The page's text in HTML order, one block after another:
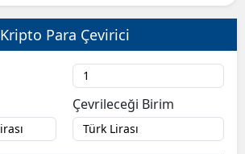
Kripto Para Çevirici
Çevrileceği Birim